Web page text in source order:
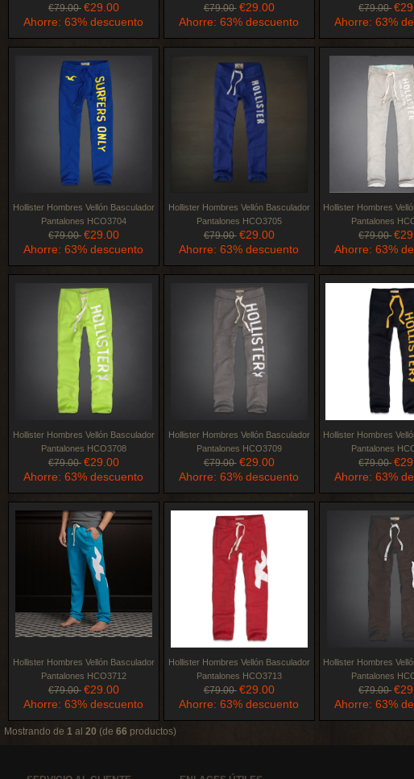
€79.00 €29.00
Ahorre: 63% descuento
€79.00 €29.00
Ahorre: 63% descuento
€79.00
Ahorre: 63%
Hollister Hombres Vellón Basculador
Pantalones HCO3704
€79.00 €29.00
Ahorre: 63% descuento
Hollister Hombres Vellón Basculador
Pantalones HCO3705
€79.00 €29.00
Ahorre: 63% descuento
Hollister Hombres
Pantalones
€79.00
Ahorre: 63%
Hollister Hombres Vellón Basculador
Pantalones HCO3708
€79.00 €29.00
Ahorre: 63% descuento
Hollister Hombres Vellón Basculador
Pantalones HCO3709
€79.00 €29.00
Ahorre: 63% descuento
Hollister Hombres
Pantalones
€79.00
Ahorre: 63%
Hollister Hombres Vellón Basculador
Pantalones HCO3712
€79.00 €29.00
Ahorre: 63% descuento
Hollister Hombres Vellón Basculador
Pantalones HCO3713
€79.00 €29.00
Ahorre: 63% descuento
Hollister Hombres
Pantalones
€79.00
Ahorre: 63%
Mostrando de 1 al 20 (de 66 productos)